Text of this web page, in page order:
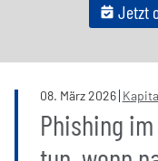
Jetzt
08. März2026
Phishing